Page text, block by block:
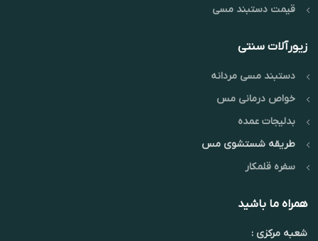
قیمت دستبند مسی
زیورآلات سنتی
دستبند مسی مردانه
خواص درمانی مس
بدلیجات عمده
طریقه شستشوی مس
سفره قلمکار
همراه ما باشید
شعبه مرکزی :